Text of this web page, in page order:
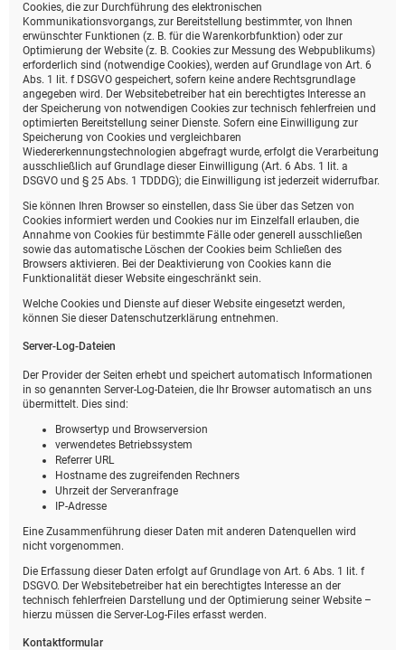
Cookies, die zur Durchführung des elektronischen
Kommunikationsvorgangs, zur Bereitstellung bestimmter, von Ihnen
erwünschter Funktionen (z. B. für die Warenkorbfunktion) oder zur
Optimierung der Website (z. B. Cookies zur Messung des Webpublikums)
erforderlich sind (notwendige Cookies), werden auf Grundlage von Art. 6
Abs. 1 lit. f DSGVO gespeichert, sofern keine andere Rechtsgrundlage
angegeben wird. Der Websitebetreiber hat ein berechtigtes Interesse an
der Speicherung von notwendigen Cookies zur technisch fehlerfreien und
optimierten Bereitstellung seiner Dienste. Sofern eine Einwilligung zur
Speicherung von Cookies und vergleichbaren
Wiedererkennungstechnologien abgefragt wurde, erfolgt die Verarbeitung
ausschließlich auf Grundlage dieser Einwilligung (Art. 6 Abs. 1 lit. a
DSGVO und § 25 Abs. 1 TDDDG); die Einwilligung ist jederzeit widerrufbar.
Sie können Ihren Browser so einstellen, dass Sie über das Setzen von
Cookies informiert werden und Cookies nur im Einzelfall erlauben, die
Annahme von Cookies für bestimmte Fälle oder generell ausschließen
sowie das automatische Löschen der Cookies beim Schließen des
Browsers aktivieren. Bei der Deaktivierung von Cookies kann die
Funktionalität dieser Website eingeschränkt sein.
Welche Cookies und Dienste auf dieser Website eingesetzt werden,
können Sie dieser Datenschutzerklärung entnehmen.
Server-Log-Dateien
Der Provider der Seiten erhebt und speichert automatisch Informationen
in so genannten Server-Log-Dateien, die Ihr Browser automatisch an uns
übermittelt. Dies sind:
Browsertyp und Browserversion
verwendetes Betriebssystem
Referrer URL
Hostname des zugreifenden Rechners
Uhrzeit der Serveranfrage
IP-Adresse
Eine Zusammenführung dieser Daten mit anderen Datenquellen wird
nicht vorgenommen.
Die Erfassung dieser Daten erfolgt auf Grundlage von Art. 6 Abs. 1 lit. f
DSGVO. Der Websitebetreiber hat ein berechtigtes Interesse an der
technisch fehlerfreien Darstellung und der Optimierung seiner Website –
hierzu müssen die Server-Log-Files erfasst werden.
Kontaktformular